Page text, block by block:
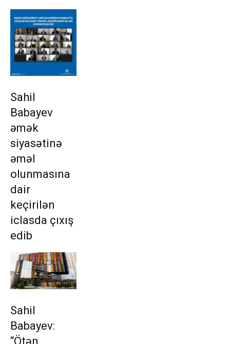
Sahil
Babayev
əmək
siyasətinə
əməl
olunmasına
dair
keçirilən
iclasda çıxış
edib
Sahil
Babayev:
“Ötən